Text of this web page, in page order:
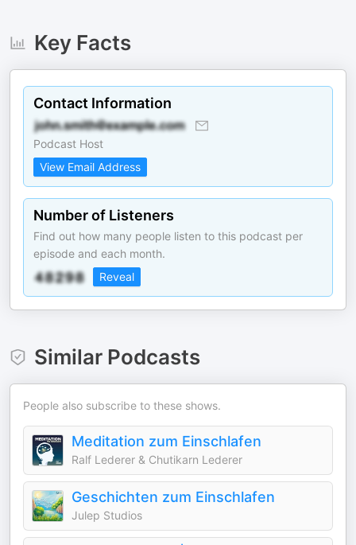
Key Facts
Contact Information
Podcast Host
View Email Address
Number of Listeners
Find out how many people listen to this podcast per
episode and each month.
Reveal
Similar Podcasts
People also subscribe to these shows.
Meditation zum Einschlafen
Ralf Lederer & Chutikarn Lederer
Geschichten zum Einschlafen
Julep Studios